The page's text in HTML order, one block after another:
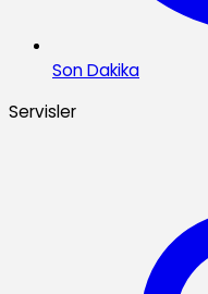
Son Dakika
Servisler